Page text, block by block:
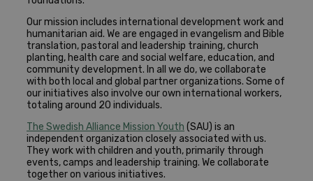
Our mission includes international development work and
humanitarian aid. We are engaged in evangelism and Bible
translation, pastoral and leadership training, church
planting, health care and social welfare, education, and
community development. In all we do, we collaborate
with both local and global partner organizations. Some of
our initiatives also involve our own international workers,
totaling around 20 individuals.
The Swedish Alliance Mission Youth (SAU) is an
independent organization closely associated with us.
They work with children and youth, primarily through
events, camps and leadership training. We collaborate
together on various initiatives.